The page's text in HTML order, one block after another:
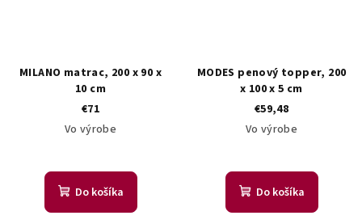
MILANO matrac, 200 x 90 x
10 cm
€71
Vo výrobe
Do košíka
MODES penový topper, 200
x 100 x 5 cm
€59,48
Vo výrobe
Do košíka